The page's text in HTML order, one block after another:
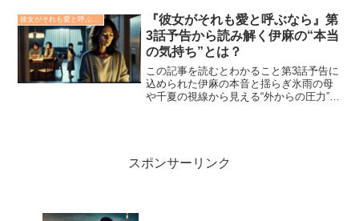
がそれも愛と呼ぶなら』がいまSNSやネ
ットで大きな話題...
『彼女がそれも愛と呼ぶなら』第
3話予告から読み解く伊麻の“本当
の気持ち”とは？
この記事を読むとわかること第3話予告に
込められた伊麻の本音と揺らぎ氷雨の母
や千夏の視線から見える“外からの圧力”セ
スポンサーリンク